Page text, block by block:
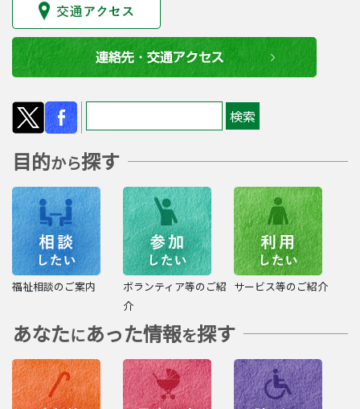
目的から探す
福祉相談のご案内
ボランティア等のご紹
介
サービス等のご紹介
あなたにあった情報を探す